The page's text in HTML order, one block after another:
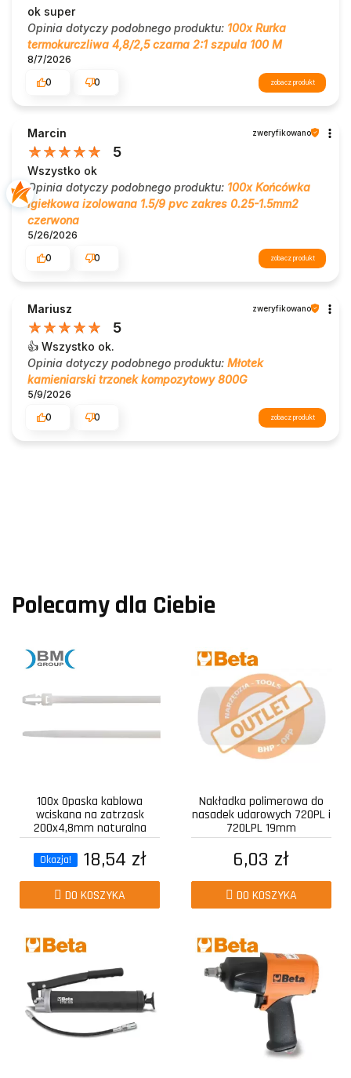
ok super
Opinia dotyczy podobnego produktu: 100x Rurka
termokurczliwa 4,8/2,5 czarna 2:1 szpula 100 M
8/7/2026
0
0 zobacz produkt
Marcin zweryfikowano
5
Wszystko ok
Opinia dotyczy podobnego produktu: 100x Końcówka
igiełkowa izolowana 1.5/9 pvc zakres 0.25-1.5mm2
czerwona
5/26/2026
0
0 zobacz produkt
Mariusz zweryfikowano
5
👍️ Wszystko ok.
Opinia dotyczy podobnego produktu: Młotek
kamieniarski trzonek kompozytowy 800G
5/9/2026
0
0 zobacz produkt
Polecamy dla Ciebie
100x Opaska kablowa
wciskana na zatrzask
200x4,8mm naturalna
Okazja! 18,54 zł
DO KOSZYKA
Nakładka polimerowa do
nasadek udarowych 720PL i
720LPL 19mm
6,03 zł
DO KOSZYKA